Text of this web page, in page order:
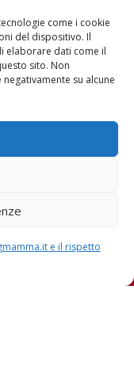
come i cookie
del dispositivo. Il
elaborare dati come il
sito. Non
su alcune
e il rispetto
Pediatra
settimane di